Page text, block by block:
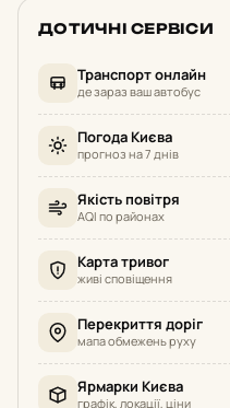
ДОТИЧНІ СЕРВІСИ
Транспорт онлайн
де зараз ваш автобус
Погода Києва
прогноз на 7 днів
Якість повітря
AQI по районах
Карта тривог
живі сповіщення
Перекриття доріг
мапа обмежень руху
Ярмарки Києва
графік, локації, ціни